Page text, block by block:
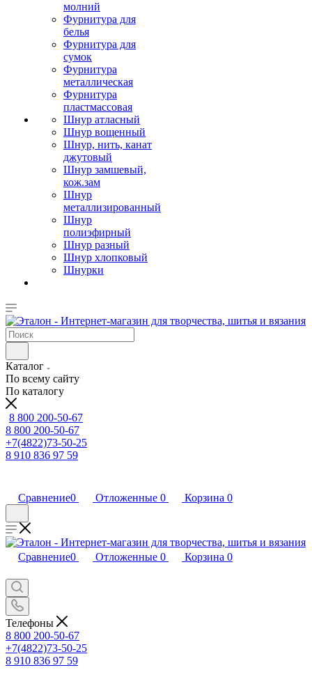
молний
Фурнитура для
белья
Фурнитура для
сумок
Фурнитура
металлическая
Фурнитура
пластмассовая
Шнур атласный
Шнур вощенный
Шнур, нить, канат
джутовый
Шнур замшевый,
кож.зам
Шнур
металлизированный
Шнур
полиэфирный
Шнур разный
Шнур хлопковый
Шнурки
Каталог
По всему сайту
По каталогу
8 800 200-50-67
8 800 200-50-67
+7(4822)73-50-25
8 910 836 97 59
Сравнение0 Отложенные 0 Корзина 0
Сравнение0 Отложенные 0 Корзина 0
Телефоны
8 800 200-50-67
+7(4822)73-50-25
8 910 836 97 59